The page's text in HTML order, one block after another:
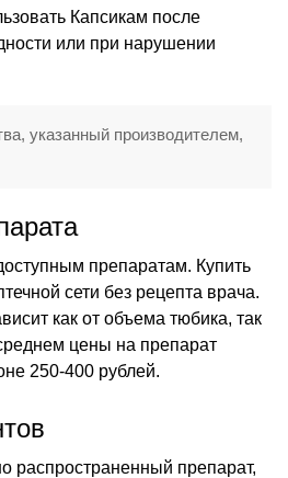
Капсикам после
или при нарушении
указанный производителем,
препаратам. Купить
сети без рецепта врача.
как от объема тюбика, так
цены на препарат
250-400 рублей.
распространенный препарат,